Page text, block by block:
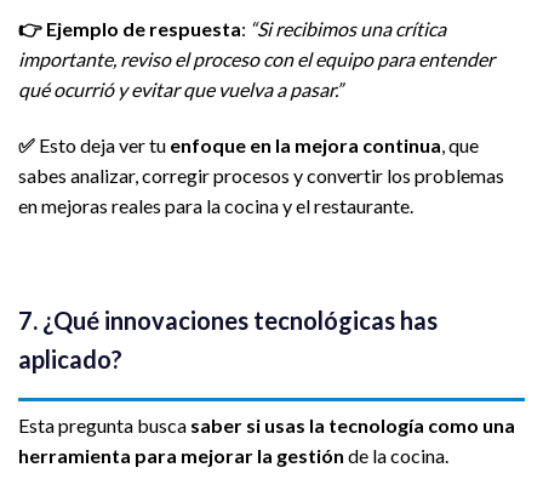
👉 Ejemplo de respuesta: “Si recibimos una crítica
importante, reviso el proceso con el equipo para entender
qué ocurrió y evitar que vuelva a pasar.”
✅ Esto deja ver tu enfoque en la mejora continua, que
sabes analizar, corregir procesos y convertir los problemas
en mejoras reales para la cocina y el restaurante.
7. ¿Qué innovaciones tecnológicas has
aplicado?
Esta pregunta busca saber si usas la tecnología como una
herramienta para mejorar la gestión de la cocina.